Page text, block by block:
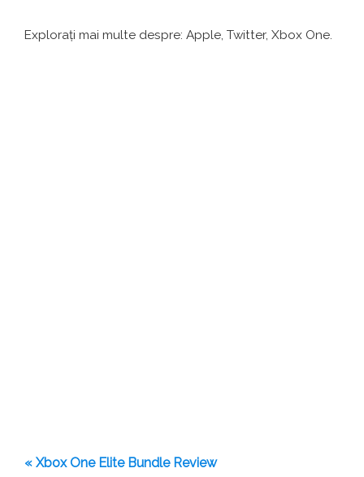
Explorați mai multe despre: Apple, Twitter, Xbox One.
« Xbox One Elite Bundle Review